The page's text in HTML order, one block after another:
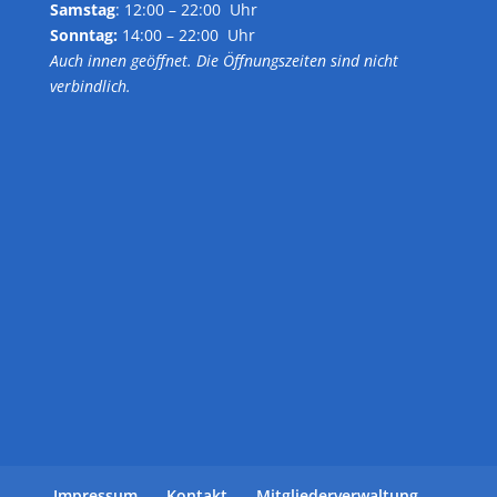
Samstag: 12:00 – 22:00 Uhr
Sonntag: 14:00 – 22:00 Uhr
Auch innen geöffnet. Die Öffnungszeiten sind nicht
verbindlich.